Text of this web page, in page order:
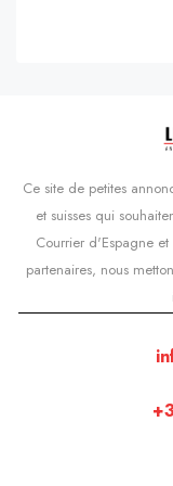
Ce site de petites
et suisses qui
Courrier d'Espagne
partenaires, nous